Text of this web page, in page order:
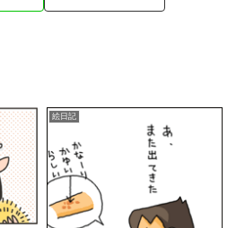
絵日記